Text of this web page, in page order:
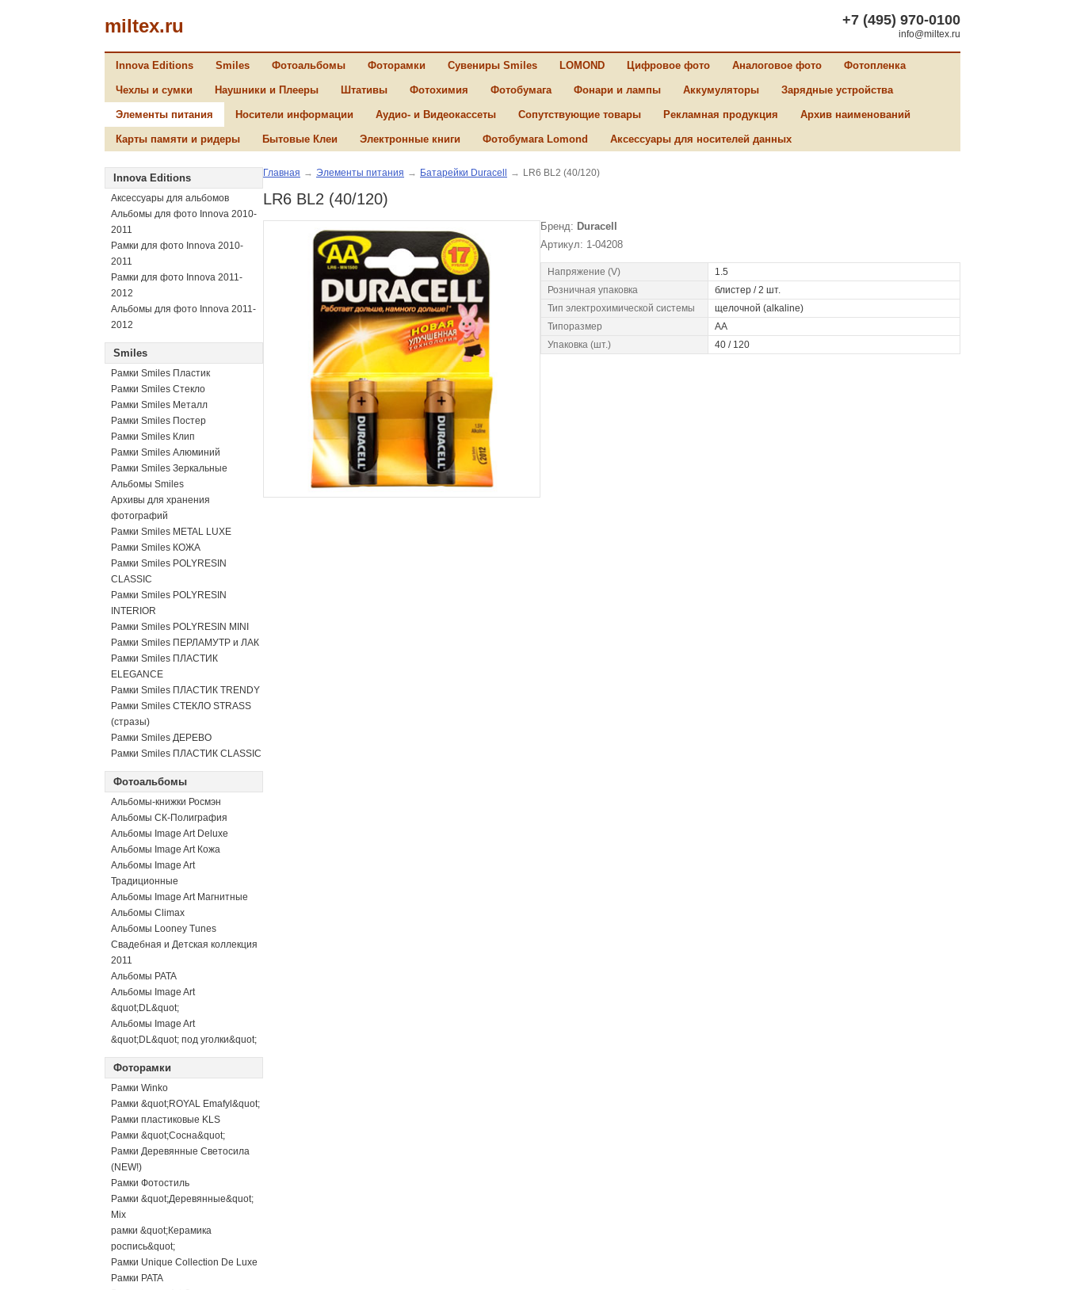
miltex.ru +7 (495) 970-0100
info@miltex.ru
Innova Editions Smiles Фотоальбомы Фоторамки Сувениры Smiles LOMOND Цифровое фото Аналоговое фото Фотопленка
Чехлы и сумки Наушники и Плееры Штативы Фотохимия Фотобумага Фонари и лампы Аккумуляторы Зарядные устройства
Элементы питания Носители информации Аудио- и Видеокассеты Сопутствующие товары Рекламная продукция Архив наименований
Карты памяти и ридеры Бытовые Клеи Электронные книги Фотобумага Lomond Аксессуары для носителей данных
Innova Editions
Аксессуары для альбомов
Альбомы для фото Innova 2010-
2011
Рамки для фото Innova 2010-
2011
Рамки для фото Innova 2011-
2012
Альбомы для фото Innova 2011-
2012
Smiles
Рамки Smiles Пластик
Рамки Smiles Стекло
Рамки Smiles Металл
Рамки Smiles Постер
Рамки Smiles Клип
Рамки Smiles Алюминий
Рамки Smiles Зеркальные
Альбомы Smiles
Архивы для хранения
фотографий
Рамки Smiles METAL LUXE
Рамки Smiles КОЖА
Рамки Smiles POLYRESIN
CLASSIC
Рамки Smiles POLYRESIN
INTERIOR
Рамки Smiles POLYRESIN MINI
Рамки Smiles ПЕРЛАМУТР и ЛАК
Рамки Smiles ПЛАСТИК
ELEGANCE
Рамки Smiles ПЛАСТИК TRENDY
Рамки Smiles СТЕКЛО STRASS
(стразы)
Рамки Smiles ДЕРЕВО
Рамки Smiles ПЛАСТИК CLASSIC
Фотоальбомы
Альбомы-книжки Росмэн
Альбомы СК-Полиграфия
Альбомы Image Art Deluxe
Альбомы Image Art Кожа
Альбомы Image Art
Традиционные
Альбомы Image Art Магнитные
Альбомы Climax
Альбомы Looney Tunes
Свадебная и Детская коллекция
2011
Альбомы PATA
Альбомы Image Art
&quot;DL&quot;
Альбомы Image Art
&quot;DL&quot; под уголки&quot;
Фоторамки
Рамки Winko
Рамки &quot;ROYAL Emafyl&quot;
Рамки пластиковые KLS
Рамки &quot;Сосна&quot;
Рамки Деревянные Светосила
(NEW!)
Рамки Фотостиль
Рамки &quot;Деревянные&quot;
Mix
рамки &quot;Керамика
роспись&quot;
Рамки Unique Collection De Luxe
Рамки PATA
Главная → Элементы питания → Батарейки Duracell → LR6 BL2 (40/120)
LR6 BL2 (40/120)
Бренд: Duracell
Артикул: 1-04208
Напряжение (V)
1.5
Розничная упаковка
блистер / 2 шт.
Тип электрохимической системы
щелочной (alkaline)
Типоразмер
AA
Упаковка (шт.)
40 / 120